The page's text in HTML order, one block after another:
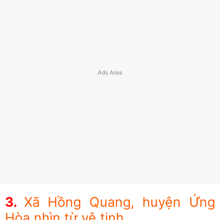
Xã Hồng Quang, huyện Ứng